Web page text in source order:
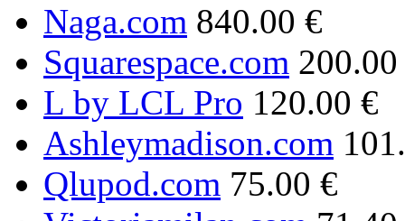
Naga.com 840.00 €
Squarespace.com
L by LCL Pro 120.00 €
Ashleymadison.com
Qlupod.com 75.00 €